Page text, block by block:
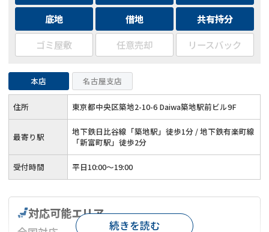
底地
借地
共有持分
ゴミ屋敷
任意売却 リースバック
本店 名古屋支店
住所 東京都中央区築地2-10-6 Daiwa築地駅前ビル9F
最寄り駅
地下鉄日比谷線「築地駅」徒歩1分 / 地下鉄有楽町線
「新富町駅」徒歩2分
受付時間 平日10:00～19:00
対応可能エリア
続きを読む